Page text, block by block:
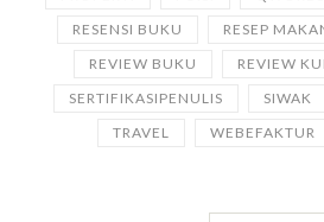
RESENSI BUKU
RESEP
REVIEW BUKU
REVIEW
SERTIFIKASIPENULIS
SIWAK
TRAVEL
WEBEFAKTUR